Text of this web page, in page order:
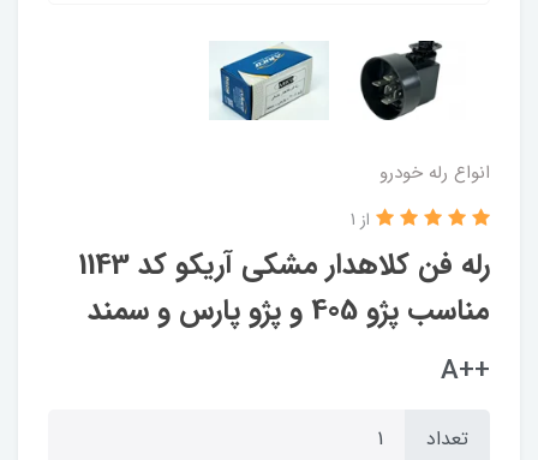
انواع رله خودرو
رله فن کلاهدار مشکی آریکو کد 1143
مناسب پژو 405 و پژو پارس و سمند
از 1
++A
تعداد